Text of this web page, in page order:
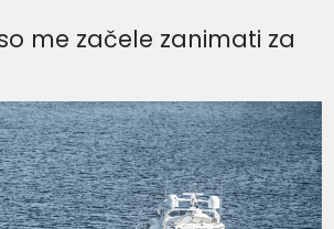
me začele zanimati za